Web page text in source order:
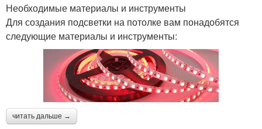
Необходимые материалы и инструменты
Для создания подсветки на потолке вам понадобятся
следующие материалы и инструменты:
читать дальше →